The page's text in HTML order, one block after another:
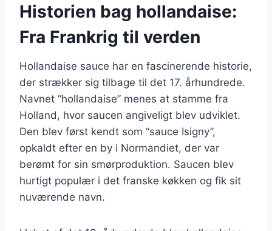
Historien bag hollandaise:
Fra Frankrig til verden
Hollandaise sauce har en fascinerende historie,
der strækker sig tilbage til det 17. århundrede.
Navnet “hollandaise” menes at stamme fra
Holland, hvor saucen angiveligt blev udviklet.
Den blev først kendt som “sauce Isigny”,
opkaldt efter en by i Normandiet, der var
berømt for sin smørproduktion. Saucen blev
hurtigt populær i det franske køkken og fik sit
nuværende navn.